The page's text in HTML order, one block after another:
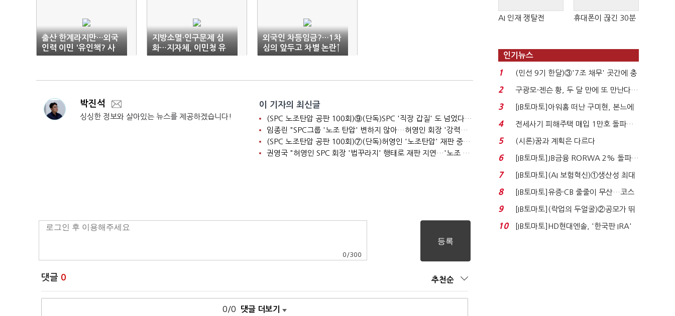
출산 한계라지만…외국
인력 이민 '유인책? 사
회갈등?'
지방소멸·인구문제 심
화…지자체, 이민청 유
치경쟁 본격화
외국인 차등임금?…1차
심의 앞두고 차별 논란↑
박진석
싱싱한 정보와 살아있는 뉴스를 제공하겠습니다!
이 기자의 최신글
(SPC 노조탄압 공판 100회)⑨(단독)SPC '직장 갑질' 도 넘었다…'성희롱·돈 갈취' 묵인
임종린 "SPC그룹 '노조 탄압' 변하지 않아…허영인 회장 '강력한 처벌' 필요"
(SPC 노조탄압 공판 100회)⑦(단독)허영인 '노조탄압' 재판 중인데…언론 제보했다고 '보복성 조치'
권영국 "허영인 SPC 회장 '법꾸라지' 행태로 재판 지연…'노조 탄압' 증거 쏟아져"
0 /300
댓글 0 추천순
0/0 댓글 더보기
AI 인재 쟁탈전 휴대폰이 끊긴 30분
인기뉴스
1
(민선 9기 한달)③'7조 채무' 곳간에 충
격…추미애, 20년...
2
구광모-젠슨 황, 두 달 만에 또 만난다…
로봇·AI 등 논...
3
[IB토마토]아워홈 떠난 구미현, 본느에
340억 베팅…가...
4
전세사기 피해주택 매입 1만호 돌파…
누적 피해자 4만2...
5 (시론)꿈과 계획은 다르다
6
[IB토마토]JB금융 RORWA 2% 돌파…
실적 견인은 은행 ...
7
[IB토마토](AI 보험혁신)①생산성 최대
80% 개선…현실...
8
[IB토마토]유증·CB 줄줄이 무산…코스
닥 벌점 급증에 ...
9
[IB토마토](락업의 두얼굴)②공모가 뛰
자 첫날 매도…FI ...
10
[IB토마토]HD현대엔솔, '한국판 IRA'